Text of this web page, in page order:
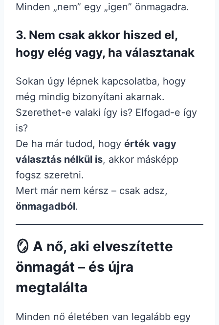
Minden „nem” egy „igen” önmagadra.
3. Nem csak akkor hiszed el,
hogy elég vagy, ha választanak
Sokan úgy lépnek kapcsolatba, hogy
még mindig bizonyítani akarnak.
Szerethet-e valaki így is? Elfogad-e így
is?
De ha már tudod, hogy érték vagy
választás nélkül is, akkor másképp
fogsz szeretni.
Mert már nem kérsz – csak adsz,
önmagadból.
🪞 A nő, aki elveszítette
önmagát – és újra
megtalálta
Minden nő életében van legalább egy